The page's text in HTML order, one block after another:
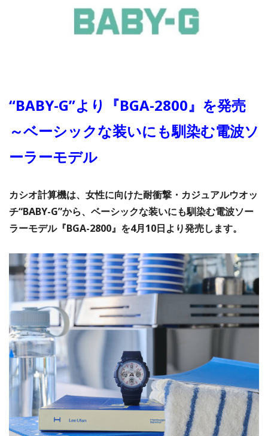
“BABY-G”より『BGA-2800』を発売
～ベーシックな装いにも馴染む電波ソ
ーラーモデル
カシオ計算機は、女性に向けた耐衝撃・カジュアルウオッ
チ“BABY-G”から、ベーシックな装いにも馴染む電波ソー
ラーモデル『BGA-2800』を4月10日より発売します。